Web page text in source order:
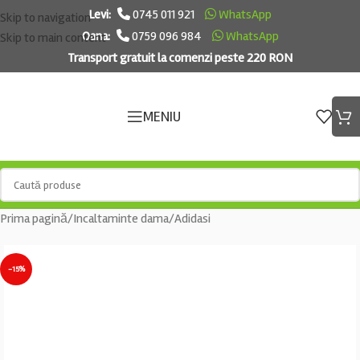
Skip to navigation
Skip to main content
Levi: 0745 011 921
WhatsApp
Oana:
0759 096 984
WhatsApp
Transport gratuit la comenzi peste 220 RON
MENIU
Prima pagină/Incaltaminte dama/Adidasi
-15%